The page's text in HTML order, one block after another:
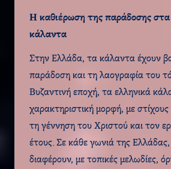
Η καθιέρωση της παράδοσης στα
κάλαντα
Στην Ελλάδα, τα κάλαντα έχουν
παράδοση και τη λαογραφία του
Βυζαντινή εποχή, τα ελληνικά
χαρακτηριστική μορφή, με
τη γέννηση του Χριστού και τον
έτους. Σε κάθε γωνιά της
διαφέρουν, με τοπικές μελωδίες,